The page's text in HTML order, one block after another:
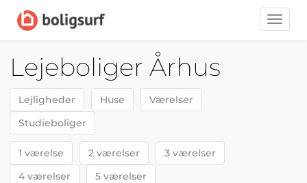
Toggle
Lejeboliger Århus
Lejligheder Huse
Værelser
Studieboliger
1 værelse 2 værelser
3 værelser
4 værelser
5 værelser